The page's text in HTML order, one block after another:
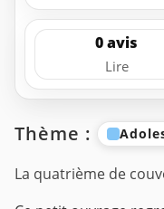
0 avis
Lire
Thème :
La quatrième de